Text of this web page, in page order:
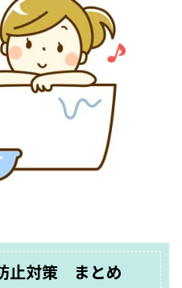
止対策 まとめ